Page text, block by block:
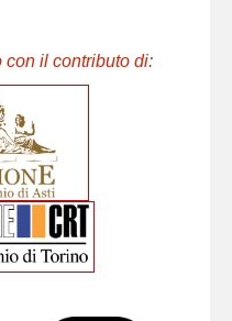
con il contributo di: